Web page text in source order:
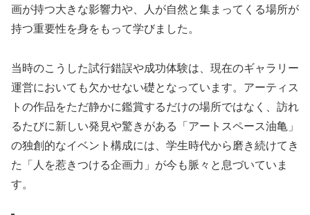
画が持つ大きな影響力や、人が自然と集まってくる場所が
持つ重要性を身をもって学びました。
当時のこうした試行錯誤や成功体験は、現在のギャラリー
運営においても欠かせない礎となっています。アーティス
トの作品をただ静かに鑑賞するだけの場所ではなく、訪れ
るたびに新しい発見や驚きがある「アートスペース油亀」
の独創的なイベント構成には、学生時代から磨き続けてき
た「人を惹きつける企画力」が今も脈々と息づいていま
す。